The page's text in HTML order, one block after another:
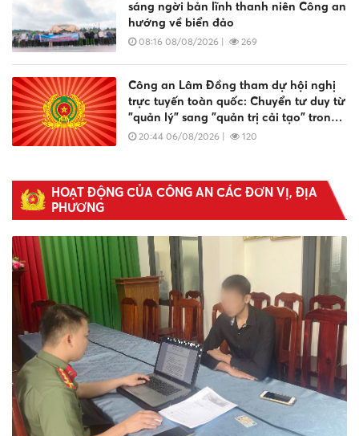
sáng ngời bản lĩnh thanh niên Công an
hướng về biển đảo
08:16 08/08/2026 | 269
Công an Lâm Đồng tham dự hội nghị
trực tuyến toàn quốc: Chuyển tư duy từ
"quản lý" sang "quản trị cải tạo" trong
công tác cai nghiện ma túy
20:44 06/08/2026 | 120
Lâm Đồng dự phiên họp thường kỳ
Ban chỉ đạo An ninh mạng quốc gia và
Lâm Đồng: Long trọng tổ chức Lễ kỷ
niệm Ngày An ninh mạng Việt Nam
năm 2026
08:57 06/08/2026 264
HOẠT ĐỘNG CỦA CÔNG AN CÁC ĐƠN VỊ, ĐỊA
PHƯƠNG